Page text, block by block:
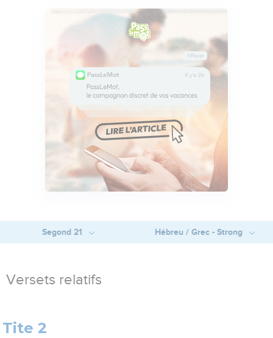
Segond 21 Hébreu / Grec - Strong
Versets relatifs
Tite 2